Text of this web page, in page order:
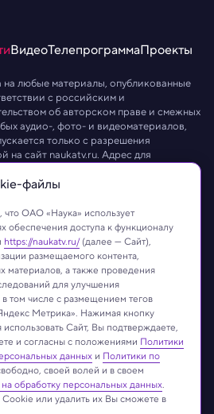
ВидеоТелепрограммаПроекты
любые материалы, опубликованные
с российским и
об авторском праве и смежных
аудио-, фото- и видеоматериалов,
только с разрешения
на сайт naukatv.ru. Адрес для
сообщений:
Работа с cookie-файлами
файлы
ОАО «Наука» использует
обеспечения доступа к функционалу
https://naukatv.ru/(далее — Сайт),
размещаемого контента,
материалов, а также проведения
для улучшения
в том числе с размещением тегов
Метрика». Нажимая кнопку
Сайт, Вы подтверждаете,
и согласны с положениями Политики
данных и Политики по
своей волей и в своем
обработку персональных данных.
или удалить их Вы сможете в